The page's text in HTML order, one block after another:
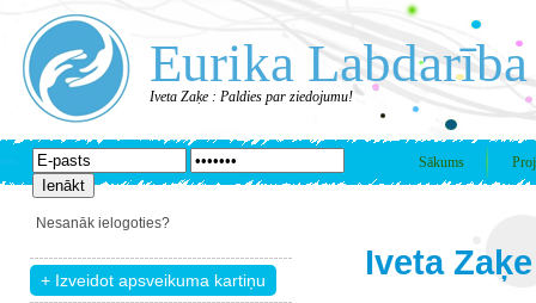
Eurika Labdarība
Iveta Zaķe : Paldies par ziedojumu!
Sākums
Nesanāk ielogoties?
Iveta